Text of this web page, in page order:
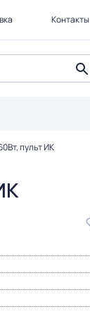
Контакты
пульт ИК